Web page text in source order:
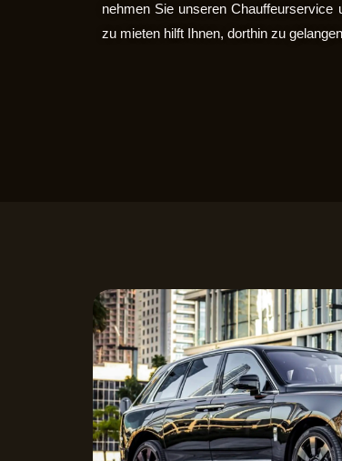
nehmen Sie unseren
zu mieten hilft Ihnen, dorthin zu